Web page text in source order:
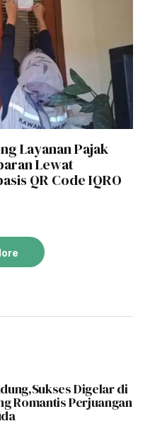
Layanan Pajak
Lewat
QR Code IQRO
Digelar di
Romantis Perjuangan